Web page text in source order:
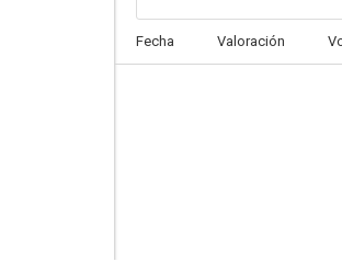
Fecha Valoración